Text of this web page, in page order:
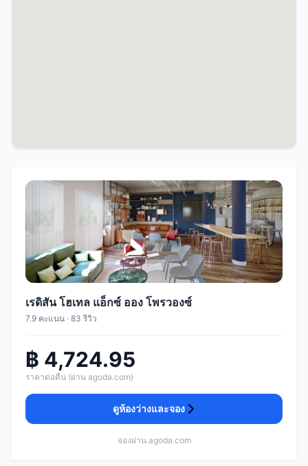
เรดิสัน โฮเทล แอ็กซ์ ออง โพรวองซ์
7.9 คะแนน · 83 รีวิว
฿ 4,724.95
ราคาต่อคืน (ผ่าน agoda.com)
ดูห้องว่างและจอง
จองผ่าน agoda.com